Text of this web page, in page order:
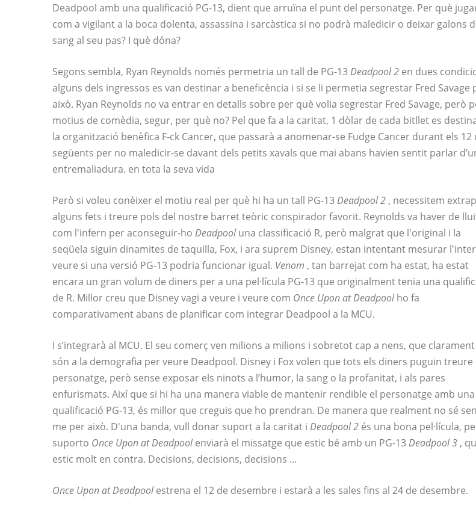
Deadpool amb una qualificació PG-13, dient que arruïna el punt del personatge. Per què
com a vigilant a la boca dolenta, assassina i sarcàstica si no podrà maledicir o deixar galons
sang al seu pas? I què dóna?
Segons sembla, Ryan Reynolds només permetria un tall de PG-13Deadpool 2 en dues
alguns dels ingressos es van destinar a beneficència i si se li permetia segrestar Fred Savage
això. Ryan Reynolds no va entrar en detalls sobre per què volia segrestar Fred Savage, però
motius de comèdia, segur, per què no? Pel que fa a la caritat, 1 dòlar de cada bitllet es
la organització benèfica F-ck Cancer, que passarà a anomenar-se Fudge Cancer durant els 12
següents per no maledicir-se davant dels petits xavals que mai abans havien sentit parlar
entremaliadura. en tota la seva vida
Però si voleu conèixer el motiu real per què hi ha un tall PG-13Deadpool 2 , necessitem
alguns fets i treure pols del nostre barret teòric conspirador favorit. Reynolds va haver de
com l'infern per aconseguir-ho Deadpooluna classificació R, però malgrat que l'original i la
seqüela siguin dinamites de taquilla, Fox, i ara suprem Disney, estan intentant mesurar
veure si una versió PG-13 podria funcionar igual. Venom , tan barrejat com ha estat, ha estat
encara un gran volum de diners per a una pel·lícula PG-13 que originalment tenia una
de R. Millor creu que Disney vagi a veure i veure com Once Upon at Deadpoolho fa
comparativament abans de planificar com integrar Deadpool a la MCU.
I s’integrarà al MCU. El seu comerç ven milions a milions i sobretot cap a nens, que
són a la demografia per veure Deadpool. Disney i Fox volen que tots els diners puguin treure
personatge, però sense exposar els ninots a l’humor, la sang o la profanitat, i als pares
enfurismats. Així que si hi ha una manera viable de mantenir rendible el personatge amb una
qualificació PG-13, és millor que creguis que ho prendran. De manera que realment no sé
me per això. D'una banda, vull donar suport a la caritat i Deadpool 2 és una bona pel·lícula,
suporto Once Upon at Deadpoolenviarà el missatge que estic bé amb un PG-13Deadpool 3 ,
estic molt en contra. Decisions, decisions, decisions ...
Once Upon at Deadpoolestrena el 12 de desembre i estarà a les sales fins al 24 de desembre.